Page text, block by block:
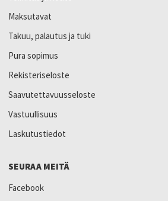
Maksutavat
Takuu, palautus ja tuki
Pura sopimus
Rekisteriseloste
Saavutettavuusseloste
Vastuullisuus
Laskutustiedot
SEURAA MEITÄ
Facebook